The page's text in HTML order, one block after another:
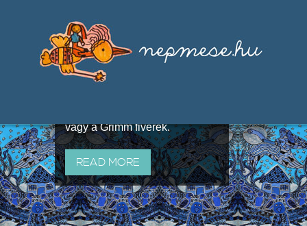
útján terjedő elbeszélésekből,
melyeket olyan ismert gyűjtők
állítottak össze, mint Benedek
vagy a Grimm fivérek.
READ MORE